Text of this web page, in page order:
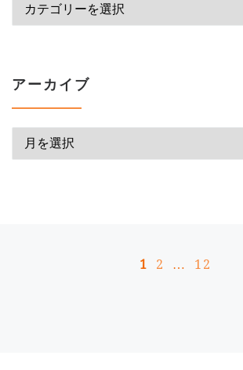
アーカイブ
アーカイブ
投稿ナビゲーション
1 2 … 12